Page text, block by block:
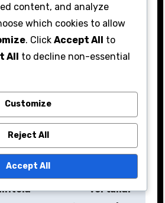
ei ainoastaan pidä
vaan myös edistää yhteisön
keskuudessa, parantaen
pelielämystä.
Kampanjalahjojen
vertailu:
content, and analyze
which cookies to allow
. Click Accept All to
All to decline non-essential
Customize
Reject All
Accept All